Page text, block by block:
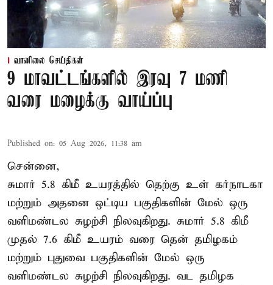
வானிலை செய்திகள்
9 மாவட்டங்களில் இரவு 7 மணி
வரை மழைக்கு வாய்ப்பு
Published on: 05 Aug 2026, 11:38 am
சென்னை,
சுமார் 5.8 கிமீ உயரத்தில் தெற்கு உள் கர்நாடகா
மற்றும் அதனை ஒட்டிய பகுதிகளின் மேல் ஒரு
வளிமண்டல சுழற்சி நிலவுகிறது. சுமார் 5.8 கிமீ
முதல் 7.6 கிமீ உயரம் வரை தென் தமிழகம்
மற்றும் புதுவை பகுதிகளின் மேல் ஒரு
வளிமண்டல சுழற்சி நிலவுகிறது. வட தமிழக